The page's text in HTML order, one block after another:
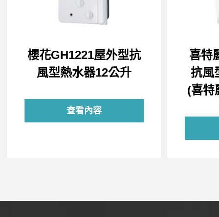
櫻花GH1221屋外型抗
風型熱水器12公升
查看內容
喜特
抗風
(喜特